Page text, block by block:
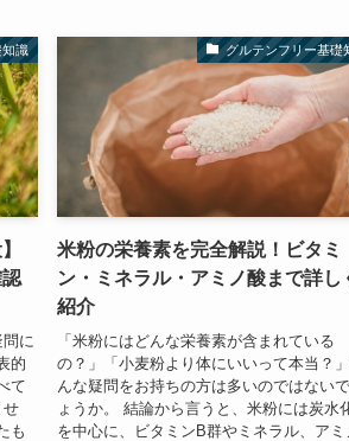
知識
に
的
て
せ
も
グルテンフリー基礎
米粉の栄養素を完全解説！ビタミ
ン・ミネラル・アミノ酸まで詳し
紹介
「米粉にはどんな栄養素が含まれている
の？」「小麦粉より体にいいって本当？
んな疑問をお持ちの方は多いのではない
ょうか。 結論から言うと、米粉には炭水
を中心に、ビタミンB群やミネラル、アミ